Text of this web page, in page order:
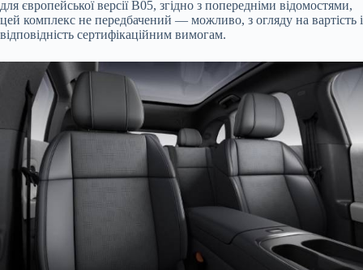
для європейської версії B05, згідно з попередніми відомостями,
цей комплекс не передбачений — можливо, з огляду на вартість і
відповідність сертифікаційним вимогам.